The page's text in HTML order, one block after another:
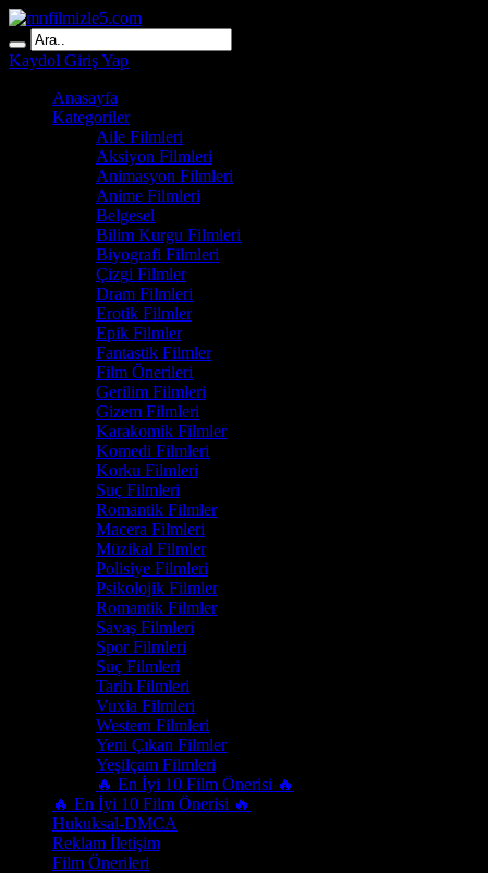
Kaydol Giriş Yap
Anasayfa
Kategoriler
Aile Filmleri
Aksiyon Filmleri
Animasyon Filmleri
Anime Filmleri
Belgesel
Bilim Kurgu Filmleri
Biyografi Filmleri
Çizgi Filmler
Dram Filmleri
Erotik Filmler
Epik Filmler
Fantastik Filmler
Film Önerileri
Gerilim Filmleri
Gizem Filmleri
Karakomik Filmler
Komedi Filmleri
Korku Filmleri
Suç Filmleri
Romantik Filmler
Macera Filmleri
Müzikal Filmler
Polisiye Filmleri
Psikolojik Filmler
Romantik Filmler
Savaş Filmleri
Spor Filmleri
Suç Filmleri
Tarih Filmleri
Vuxia Filmleri
Western Filmleri
Yeni Çıkan Filmler
Yeşilçam Filmleri
🔥 En İyi 10 Film Önerisi 🔥
🔥 En İyi 10 Film Önerisi 🔥
Hukuksal-DMCA
Reklam İletişim
Film Önerileri